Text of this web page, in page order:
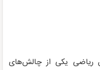
یکی از چالش‌های